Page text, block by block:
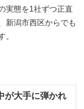
実態を1社ずつ正直
新潟市西区からでも
。
が大手に弾かれ